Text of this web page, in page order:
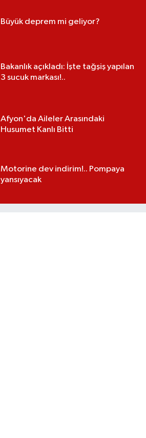
Büyük deprem mi geliyor?
Bakanlık açıkladı: İşte tağşiş yapılan
3 sucuk markası!..
Afyon'da Aileler Arasındaki
Husumet Kanlı Bitti
Motorine dev indirim!.. Pompaya
yansıyacak